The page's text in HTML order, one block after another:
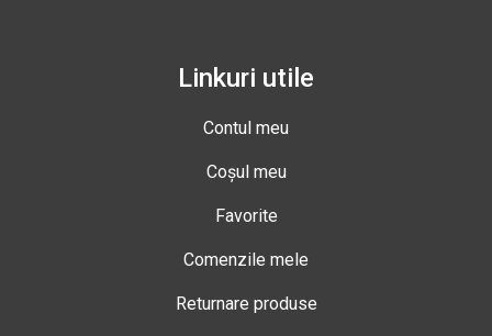
Linkuri utile
Contul meu
Coșul meu
Favorite
Comenzile mele
Returnare produse